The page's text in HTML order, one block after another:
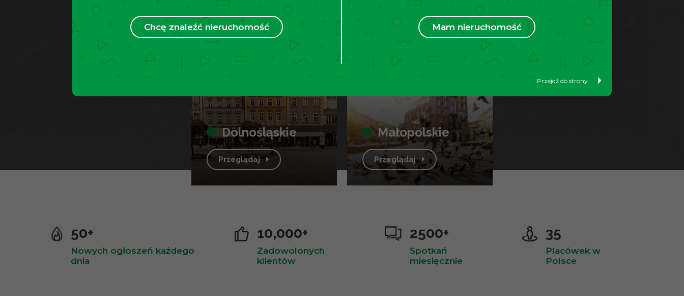
Chcę znaleźć nieruchomość Mam nieruchomość
Przejdź do strony
dolnośląskie
Przeglądaj
małopolskie
Przeglądaj
50+
Nowych ogłoszeń każdego
dnia
10,000+
Zadowolonych
klientów
2500+
Spotkań
miesięcznie
35
Placówek w
Polsce